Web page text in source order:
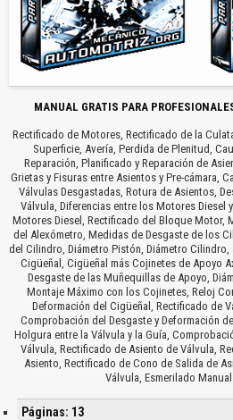
MANUAL GRATIS PARA
Rectificado de Motores, Rectificado de la
Superficie, Avería, Perdida de Plenitud,
Reparación, Planificado y Reparación de
Grietas y Fisuras entre Asientos y Pre-cámara,
Válvulas Desgastadas, Rotura de Asientos,
Válvula, Diferencias entre los Motores Diesel
Motores Diesel, Rectificado del Bloque Motor,
del Alexómetro, Medidas de Desgaste de los
del Cilindro, Diámetro Pistón, Diámetro
Cigüeñal, Cigüeñal más Cojinetes de Apoyo
Desgaste de las Muñequillas de Apoyo,
Montaje Máximo con los Cojinetes, Reloj
Deformación del Cigüeñal, Rectificado de
Comprobación del Desgaste y Deformación
Holgura entre la Válvula y la Guía,
Válvula, Rectificado de Asiento de Válvula,
Asiento, Rectificado de Cono de Salida de
Válvula, Esmerilado Manual
Páginas: 13